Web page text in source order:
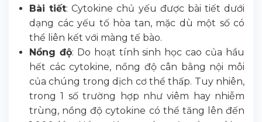
Bài tiết: Cytokine chủ yếu được bài tiết dưới
dạng các yếu tố hòa tan, mặc dù một số có
thể liên kết với màng tế bào.
Nồng độ: Do hoạt tính sinh học cao của hầu
hết các cytokine, nồng độ cân bằng nội môi
của chúng trong dịch cơ thể thấp. Tuy nhiên,
trong 1 số trường hợp như viêm hay nhiễm
trùng, nồng độ cytokine có thể tăng lên đến